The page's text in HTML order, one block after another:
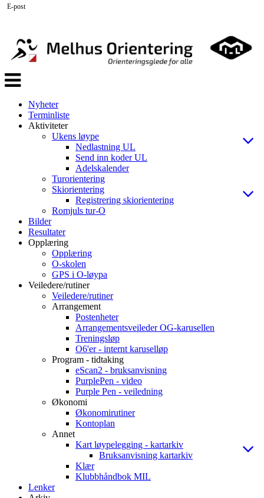
Veksle
navigasjon
Nyheter
Terminliste
Aktiviteter
Ukens løype
Nedlastning UL
Send inn koder UL
Adelskalender
Turorientering
Skiorientering
Registrering skiorientering
Romjuls tur-O
Bilder
Resultater
Opplæring
Opplæring
O-skolen
GPS i O-løypa
Veiledere/rutiner
Veiledere/rutiner
Arrangement
Postenheter
Arrangementsveileder OG-karusellen
Treningsløp
O6'er - internt karuselløp
Program - tidtaking
eScan2 - bruksanvisning
PurplePen - video
Purple Pen - veiledning
Økonomi
Økonomirutiner
Kontoplan
Annet
Kart løypelegging - kartarkiv
Bruksanvisning kartarkiv
Klær
Klubbhåndbok MIL
Lenker
E-post